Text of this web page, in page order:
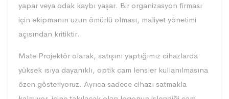
yapar veya odak kaybı yaşar. Bir organizasyon firması
için ekipmanın uzun ömürlü olması, maliyet yönetimi
açısından kritiktir.
Mate Projektör olarak, satışını yaptığımız cihazlarda
yüksek ısıya dayanıklı, optik cam lensler kullanılmasına
özen gösteriyoruz. Ayrıca sadece cihazı satmakla